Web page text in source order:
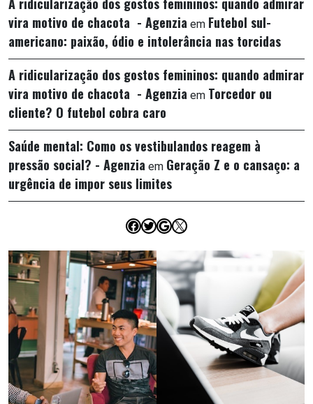
vira motivo de chacota - Agenzia em Futebol sul-
americano: paixão, ódio e intolerância nas torcidas
A ridicularização dos gostos femininos: quando admirar
vira motivo de chacota - Agenzia em Torcedor ou
cliente? O futebol cobra caro
Saúde mental: Como os vestibulandos reagem à
pressão social? - Agenzia em Geração Z e o cansaço: a
urgência de impor seus limites
Facebook
Twitter
Google
X